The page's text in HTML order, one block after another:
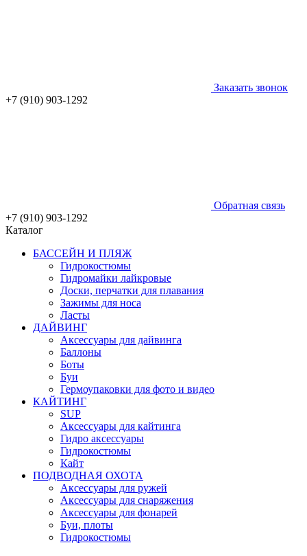
Заказать звонок
+7 (910) 903-1292
Обратная связь
+7 (910) 903-1292
Каталог
БАССЕЙН И ПЛЯЖ
Гидрокостюмы
Гидромайки лайкровые
Доски, перчатки для плавания
Зажимы для носа
Ласты
ДАЙВИНГ
Аксессуары для дайвинга
Баллоны
Боты
Буи
Гермоупаковки для фото и видео
КАЙТИНГ
SUP
Аксессуары для кайтинга
Гидро аксессуары
Гидрокостюмы
Кайт
ПОДВОДНАЯ ОХОТА
Аксессуары для ружей
Аксессуары для снаряжения
Аксессуары для фонарей
Буи, плоты
Гидрокостюмы